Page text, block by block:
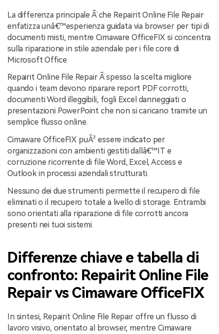
La differenza principale Ã¨ che Repairit Online File Repair
enfatizza unâ€™esperienza guidata via browser per tipi di
documenti misti, mentre Cimaware OfficeFIX si concentra
sulla riparazione in stile aziendale per i file core di
Microsoft Office.
Repairit Online File Repair Ã¨ spesso la scelta migliore
quando i team devono riparare report PDF corrotti,
documenti Word illeggibili, fogli Excel danneggiati o
presentazioni PowerPoint che non si caricano tramite un
semplice flusso online.
Cimaware OfficeFIX puÃ² essere indicato per
organizzazioni con ambienti gestiti dallâ€™IT e
corruzione ricorrente di file Word, Excel, Access e
Outlook in processi aziendali strutturati.
Nessuno dei due strumenti permette il recupero di file
eliminati o il recupero totale a livello di storage. Entrambi
sono orientati alla riparazione di file corrotti ancora
presenti nei tuoi sistemi.
Differenze chiave e tabella di
confronto: Repairit Online File
Repair vs Cimaware OfficeFIX
In sintesi, Repairit Online File Repair offre un flusso di
lavoro visivo, orientato al browser, mentre Cimaware